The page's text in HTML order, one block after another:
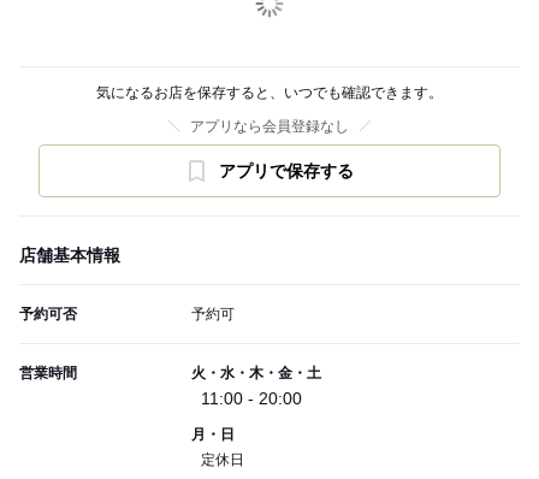
気になるお店を保存すると、いつでも確認できます。
アプリなら会員登録なし
アプリで保存する
店舗基本情報
予約可否 予約可
営業時間 火・水・木・金・土
11:00 - 20:00
月・日
定休日